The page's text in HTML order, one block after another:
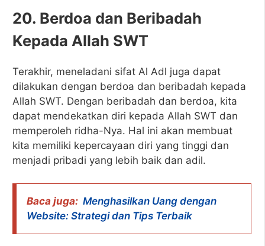
20. Berdoa dan Beribadah
Kepada Allah SWT
Terakhir, meneladani sifat Al Adl juga dapat
dilakukan dengan berdoa dan beribadah kepada
Allah SWT. Dengan beribadah dan berdoa, kita
dapat mendekatkan diri kepada Allah SWT dan
memperoleh ridha-Nya. Hal ini akan membuat
kita memiliki kepercayaan diri yang tinggi dan
menjadi pribadi yang lebih baik dan adil.
Baca juga: Menghasilkan Uang dengan
Website: Strategi dan Tips Terbaik